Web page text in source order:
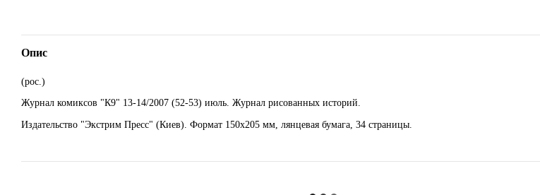
Опис
(рос.)
Журнал комиксов "К9" 13-14/2007 (52-53) июль. Журнал рисованных историй.
Издательство "Экстрим Пресс" (Киев). Формат 150х205 мм, лянцевая бумага, 34 страницы.